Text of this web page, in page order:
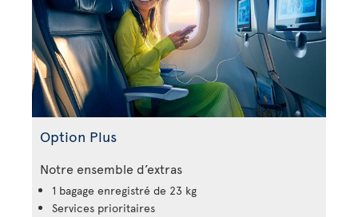
Option Plus
Notre ensemble d’extras
1 bagage enregistré de 23 kg
Services prioritaires